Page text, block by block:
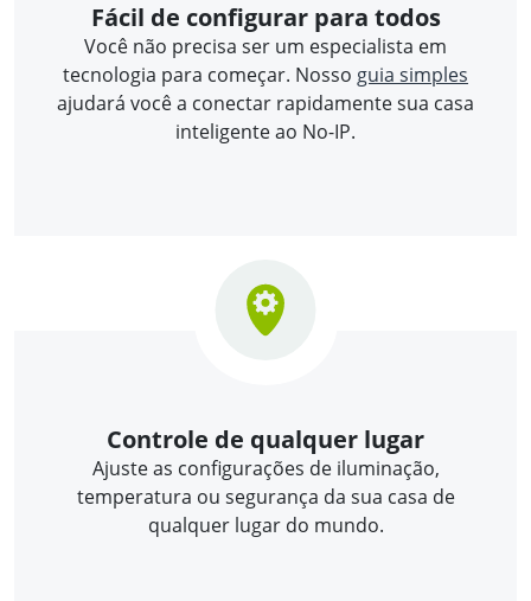
Fácil de configurar para todos
Você não precisa ser um especialista em
tecnologia para começar. Nosso guia simples
ajudará você a conectar rapidamente sua casa
inteligente ao No-IP.
Controle de qualquer lugar
Ajuste as configurações de iluminação,
temperatura ou segurança da sua casa de
qualquer lugar do mundo.